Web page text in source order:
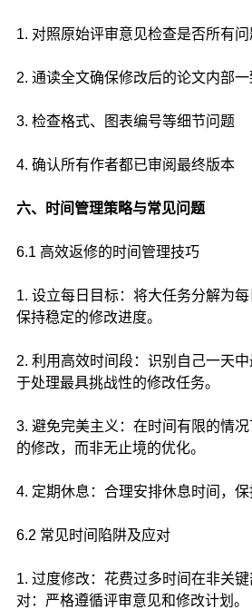
1. 对照原始评审意见检查是否所有
2. 通读全文确保修改后的论文内部一
3. 检查格式、图表编号等细节问题
4. 确认所有作者都已审阅最终版本
六、时间管理策略与常见问题
6.1 高效返修的时间管理技巧
1. 设立每日目标：将大任务分解为每
保持稳定的修改进度。
2. 利用高效时间段：识别自己一天
于处理最具挑战性的修改任务。
3. 避免完美主义：在时间有限的情
的修改，而非无止境的优化。
4. 定期休息：合理安排休息时间，保
6.2 常见时间陷阱及应对
1. 过度修改：花费过多时间在非关
对：严格遵循评审意见和修改计划。